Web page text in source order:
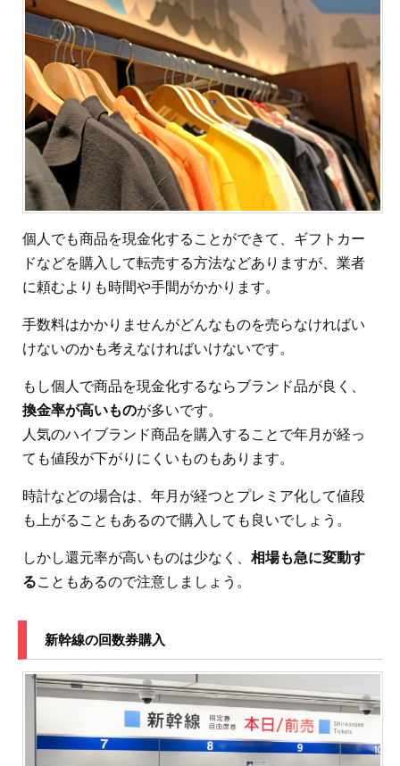
個人でも商品を現金化することができて、ギフトカー
ドなどを購入して転売する方法などありますが、業者
に頼むよりも時間や手間がかかります。
手数料はかかりませんがどんなものを売らなければい
けないのかも考えなければいけないです。
もし個人で商品を現金化するならブランド品が良く、
換金率が高いものが多いです。
人気のハイブランド商品を購入することで年月が経っ
ても値段が下がりにくいものもあります。
時計などの場合は、年月が経つとプレミア化して値段
も上がることもあるので購入しても良いでしょう。
しかし還元率が高いものは少なく、 相場も急に変動す
ることもあるので注意しましょう。
新幹線の回数券購入